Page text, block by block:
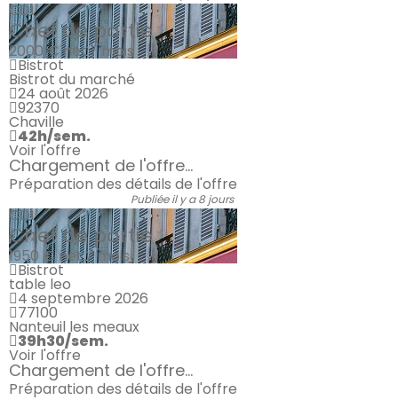
CDI
Chef de partie
2000 €net / mois
Bistrot
Bistrot du marché
24 août 2026
92370
Chaville
42h/sem.
Voir l'offre
Chargement de l'offre...
Préparation des détails de l'offre
Publiée il y a 8 jours
CDI
Chef de partie
1950 €net / mois
Bistrot
table leo
4 septembre 2026
77100
Nanteuil les meaux
39h30/sem.
Voir l'offre
Chargement de l'offre...
Préparation des détails de l'offre